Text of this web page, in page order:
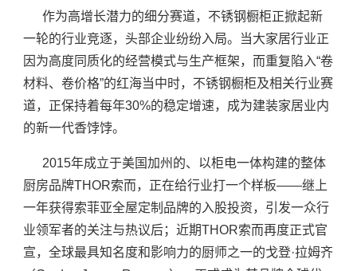
作为高增长潜力的细分赛道，不锈钢橱柜正掀起新
一轮的行业竞逐，头部企业纷纷入局。当大家居行业正
因为高度同质化的经营模式与生产框架，而重复陷入“卷
材料、卷价格”的红海当中时，不锈钢橱柜及相关行业赛
道，正保持着每年30%的稳定增速，成为建装家居业内
的新一代香饽饽。
2015年成立于美国加州的、以柜电一体构建的整体
厨房品牌THOR索而，正在给行业打一个样板——继上
一年获得索菲亚全屋定制品牌的入股投资，引发一众行
业领军者的关注与热议后；近期THOR索而再度正式官
宣，全球最具知名度和影响力的厨师之一的戈登·拉姆齐